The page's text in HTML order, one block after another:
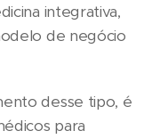
integrativa,
de negócio
desse tipo, é
para